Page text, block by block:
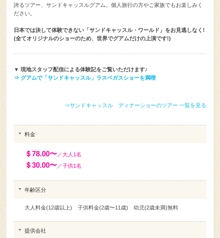
誇るツアー、サンドキャッスルグアム。個人旅行の方やご家族でもお楽しみく
ださい。
日本では決して体験できない「サンドキャッスル・ワールド」をお見逃しなく!
(全てオリジナルのショーのため、世界でグアムだけの上演です!)
▼ 現地スタッフ配信による体験記をご覧いただけます♪
⇒ グアムで「サンドキャッスル」ラスベガスショーを満喫
⇒サンドキャッスル ディナーショーのツアー 一覧を見る
料金
＄78.00〜／大人1名
＄30.00〜／子供1名
年齢区分
大人料金(12歳以上) 子供料金(2歳〜11歳) 幼児(2歳未満)無料
提供会社